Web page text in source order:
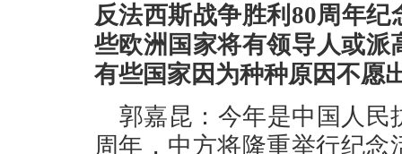
反法西斯战争胜利80周年
些欧洲国家将有领导人或
有些国家因为种种原因不愿
郭嘉昆：今年是中国人民
周年，中方将隆重举行纪